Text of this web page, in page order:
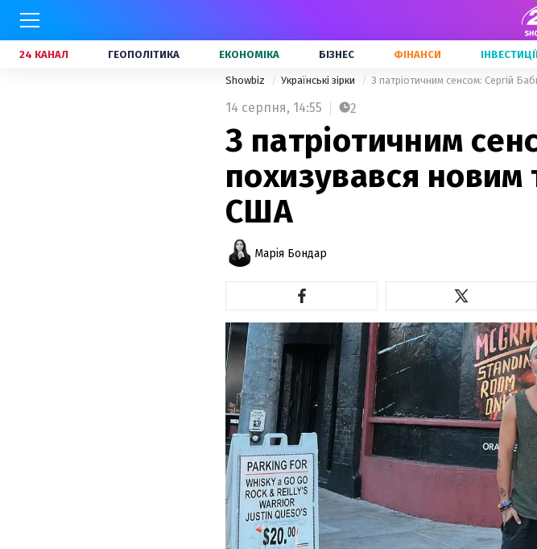
24 КАНАЛ ГЕОПОЛІТИКА ЕКОНОМІКА БІЗНЕС ФІНАНСИ
Showbiz Українські зірки З патріотичним сенсом: Сергій
14 серпня, 14:55 2
З патріотичним
похизувався новим
США
Марія Бондар